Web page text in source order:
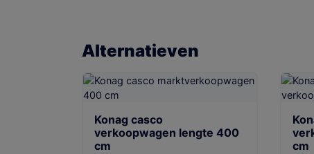
Alternatieven
Konag casco
verkoopwagen lengte 400
cm
cm